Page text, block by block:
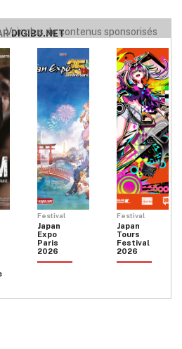
DIGIBU.NET
Voir plus de contenus sponsorisés
Festival
Japan
Expo
Paris
2026
Festival
Japan
Tours
Festival
2026